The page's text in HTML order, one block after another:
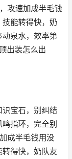
攻速加成半毛钱
能转得快，奶
泉水，效率第
出装怎么出
宝石，别纠结
指环，完全别
成半毛钱用没
得快，奶队友